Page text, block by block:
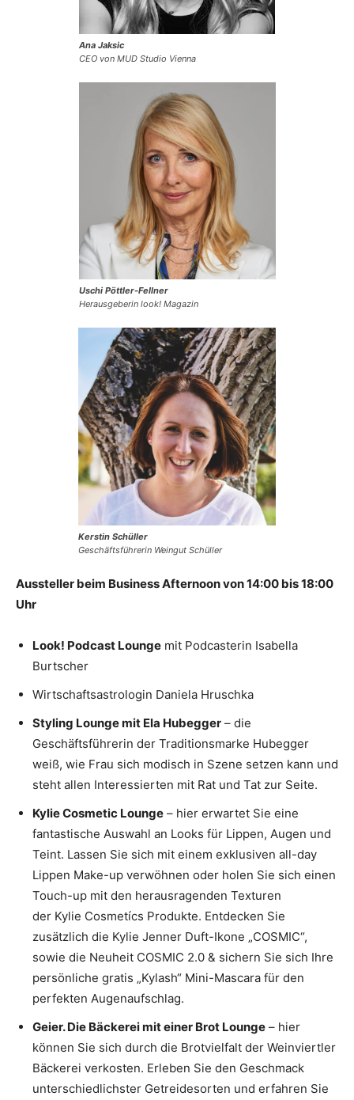
Ana Jaksic
CEO von MUD Studio Vienna
Uschi Pöttler-Fellner
Herausgeberin look! Magazin
Kerstin Schüller
Geschäftsführerin Weingut Schüller
Aussteller beim Business Afternoon von 14:00 bis 18:00
Uhr
Look! Podcast Lounge mit Podcasterin Isabella
Burtscher
Wirtschaftsastrologin Daniela Hruschka
Styling Lounge mit Ela Hubegger – die
Geschäftsführerin der Traditionsmarke Hubegger
weiß, wie Frau sich modisch in Szene setzen kann und
steht allen Interessierten mit Rat und Tat zur Seite.
Kylie Cosmetic Lounge – hier erwartet Sie eine
fantastische Auswahl an Looks für Lippen, Augen und
Teint. Lassen Sie sich mit einem exklusiven all-day
Lippen Make-up verwöhnen oder holen Sie sich einen
Touch-up mit den herausragenden Texturen
der Kylie Cosmetícs Produkte. Entdecken Sie
zusätzlich die Kylie Jenner Duft-Ikone „COSMIC“,
sowie die Neuheit COSMIC 2.0 & sichern Sie sich Ihre
persönliche gratis „Kylash“ Mini-Mascara für den
perfekten Augenaufschlag.
Geier. Die Bäckerei mit einer Brot Lounge – hier
können Sie sich durch die Brotvielfalt der Weinviertler
Bäckerei verkosten. Erleben Sie den Geschmack
unterschiedlichster Getreidesorten und erfahren Sie